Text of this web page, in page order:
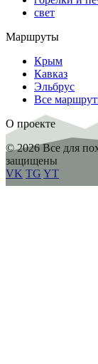
свет
Маршруты
Крым
Кавказ
Эльбрус
Все
О проекте
© 2026 Все для
защищены
VK TG YT